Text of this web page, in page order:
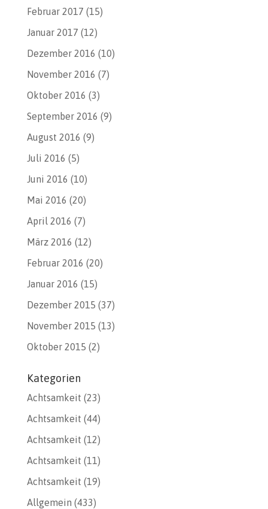
Februar 2017 (15)
Januar 2017 (12)
Dezember 2016 (10)
November 2016 (7)
Oktober 2016 (3)
September 2016 (9)
August 2016 (9)
Juli 2016 (5)
Juni 2016 (10)
Mai 2016 (20)
April 2016 (7)
März 2016 (12)
Februar 2016 (20)
Januar 2016 (15)
Dezember 2015 (37)
November 2015 (13)
Oktober 2015 (2)
Kategorien
Achtsamkeit (23)
Achtsamkeit (44)
Achtsamkeit (12)
Achtsamkeit (11)
Achtsamkeit (19)
Allgemein (433)